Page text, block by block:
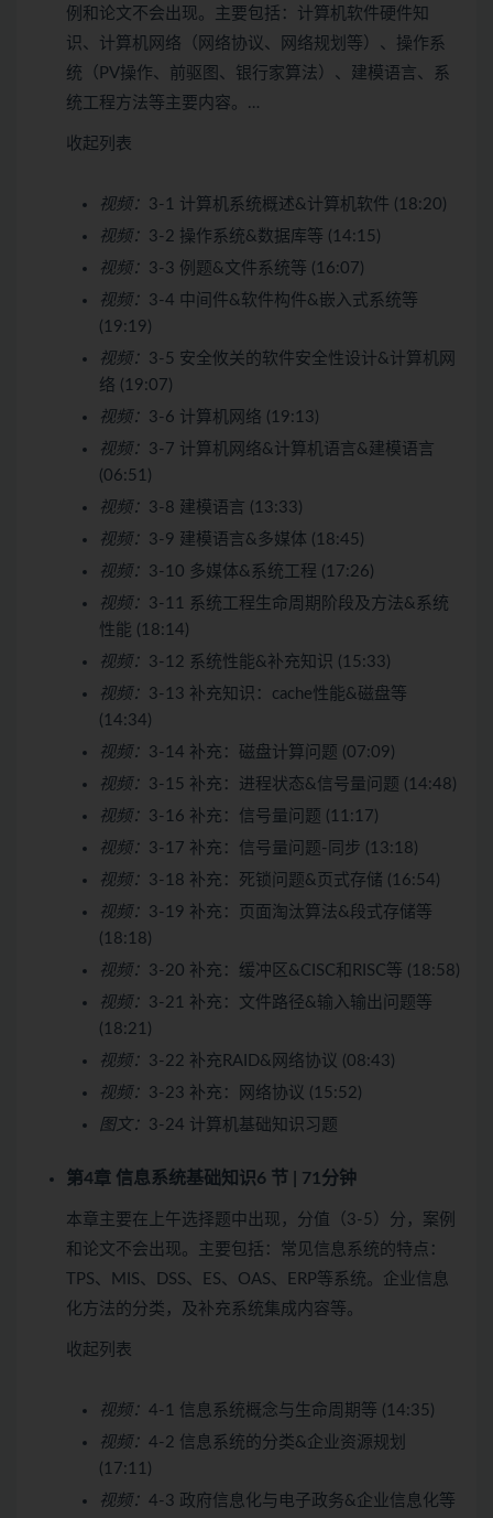
例和论文不会出现。主要包括：计算机软件硬件知
识、计算机网络（网络协议、网络规划等）、操作系
统（PV操作、前驱图、银行家算法）、建模语言、系
统工程方法等主要内容。…
收起列表
视频： 3-1 计算机系统概述&计算机软件 (18:20)
视频： 3-2 操作系统&数据库等 (14:15)
视频： 3-3 例题&文件系统等 (16:07)
视频： 3-4 中间件&软件构件&嵌入式系统等
(19:19)
视频： 3-5 安全攸关的软件安全性设计&计算机网
络 (19:07)
视频： 3-6 计算机网络 (19:13)
视频： 3-7 计算机网络&计算机语言&建模语言
(06:51)
视频： 3-8 建模语言 (13:33)
视频： 3-9 建模语言&多媒体 (18:45)
视频： 3-10 多媒体&系统工程 (17:26)
视频： 3-11 系统工程生命周期阶段及方法&系统
性能 (18:14)
视频： 3-12 系统性能&补充知识 (15:33)
视频： 3-13 补充知识：cache性能&磁盘等
(14:34)
视频： 3-14 补充：磁盘计算问题 (07:09)
视频： 3-15 补充：进程状态&信号量问题 (14:48)
视频： 3-16 补充：信号量问题 (11:17)
视频： 3-17 补充：信号量问题-同步 (13:18)
视频： 3-18 补充：死锁问题&页式存储 (16:54)
视频： 3-19 补充：页面淘汰算法&段式存储等
(18:18)
视频： 3-20 补充：缓冲区&CISC和RISC等 (18:58)
视频： 3-21 补充：文件路径&输入输出问题等
(18:21)
视频： 3-22 补充RAID&网络协议 (08:43)
视频： 3-23 补充：网络协议 (15:52)
图文： 3-24 计算机基础知识习题
第4章 信息系统基础知识6 节 | 71分钟
本章主要在上午选择题中出现，分值（3-5）分，案例
和论文不会出现。主要包括：常见信息系统的特点：
TPS、MIS、DSS、ES、OAS、ERP等系统。企业信息
化方法的分类，及补充系统集成内容等。
收起列表
视频： 4-1 信息系统概念与生命周期等 (14:35)
视频： 4-2 信息系统的分类&企业资源规划
(17:11)
视频： 4-3 政府信息化与电子政务&企业信息化等